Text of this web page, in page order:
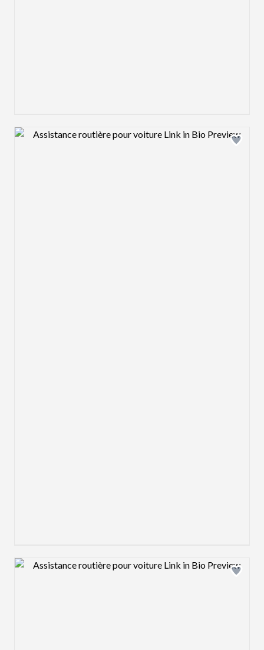
Design preview image
Design preview image